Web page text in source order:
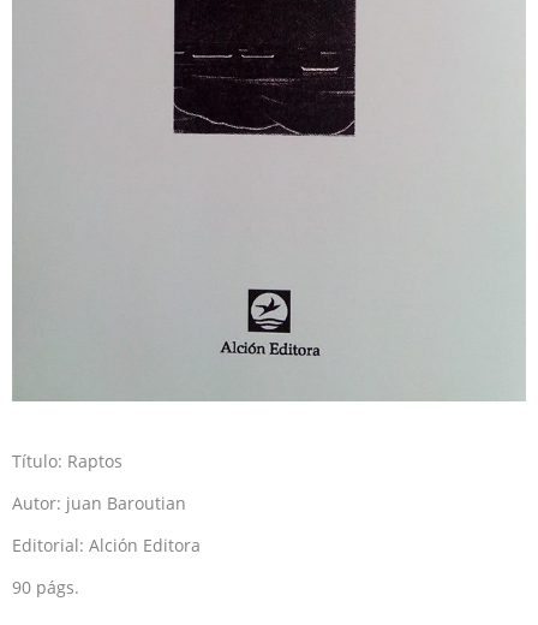
Título: Raptos
Autor: juan Baroutian
Editorial: Alción Editora
90 págs.